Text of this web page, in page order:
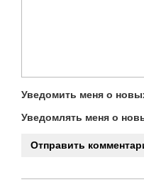
Уведомить меня о
Уведомлять меня о